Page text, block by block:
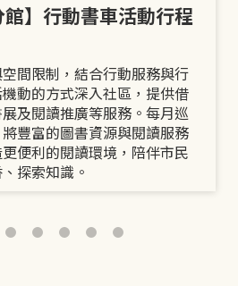
館】行動書車活動行程
間限制，結合行動服務與行
動的方式深入社區，提供借
及閱讀推廣等服務。每月巡
豐富的圖書資源與閱讀服務
便利的閱讀環境，陪伴市民
探索知識。